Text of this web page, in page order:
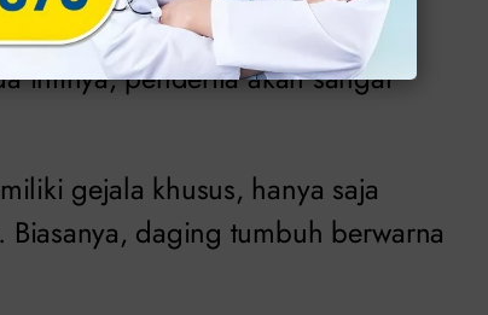
rasa gatal, terbakar,
intinya, penderita akan sangat
gejala khusus, hanya saja
daging tumbuh berwarna